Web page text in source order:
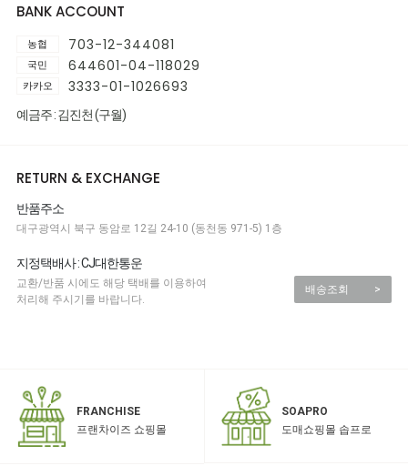
BANK ACCOUNT
농협 703-12-344081
국민 644601-04-118029
카카오 3333-01-1026693
예금주 : 김진천 (구월)
RETURN & EXCHANGE
반품주소
대구광역시 북구 동암로 12길 24-10 (동천동 971-5) 1층
지정택배사 : CJ대한통운
교환/반품 시에도 해당 택배를 이용하여
처리해 주시기를 바랍니다.
배송조회 >
FRANCHISE
프랜차이즈 쇼핑몰
SOAPRO
도매쇼핑몰 솝프로